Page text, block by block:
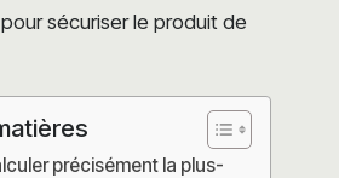
sécuriser le produit de
précisément la plus-